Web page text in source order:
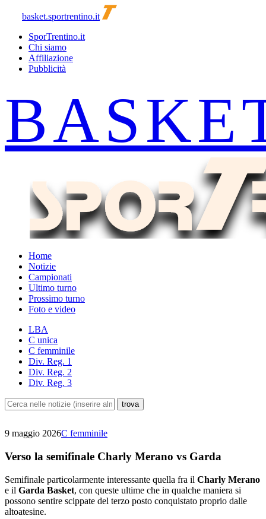
basket.sportrentino.it
SporTrentino.it
Chi siamo
Affiliazione
Pubblicità
Home
Notizie
Campionati
Ultimo turno
Prossimo turno
Foto e video
LBA
C unica
C femminile
Div. Reg. 1
Div. Reg. 2
Div. Reg. 3
9 maggio 2026C femminile
Verso la semifinale Charly Merano vs Garda
Semifinale particolarmente interessante quella fra il Charly Merano
e il Garda Basket, con queste ultime che in qualche maniera si
possono sentire scippate del terzo posto conquistato proprio dalle
altoatesine.